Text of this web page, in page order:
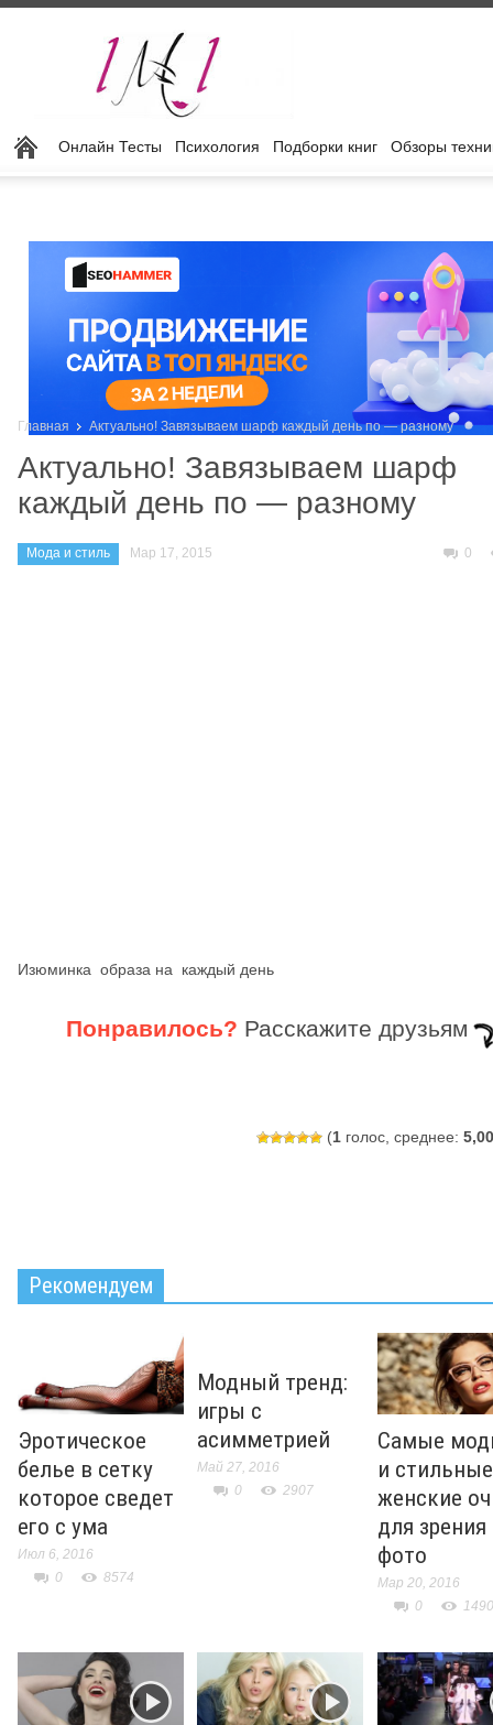
Онлайн Тесты Психология Подборки книг Обзоры
Главная Актуально! Завязываем шарф каждый день по — разному
Актуально! Завязываем шарф
каждый день по — разному
Мода и стиль Мар 17, 2015 0
Изюминка образа на каждый день
Понравилось? Расскажите друзьям
(1голос, среднее: 5,00
Рекомендуем
Эротическое
белье в сетку
которое сведет
его с ума
Июл 6, 2016
0
8574
Модный тренд:
игры с
асимметрией
Май 27, 2016
0
2907
Самые
и стильные
женские
для зрения
фото
Мар 20, 2016
0